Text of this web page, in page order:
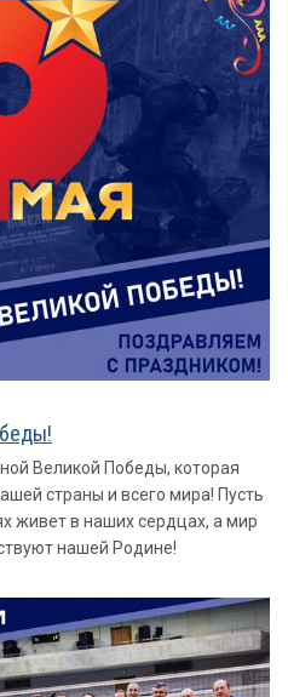
Великой Победы, которая
страны и всего мира! Пусть
живет в наших сердцах, а мир
нашей Родине!